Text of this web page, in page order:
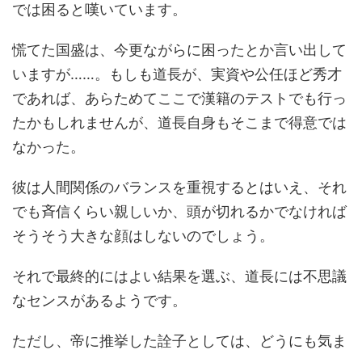
では困ると嘆いています。
慌てた国盛は、今更ながらに困ったとか言い出して
いますが……。もしも道長が、実資や公任ほど秀才
であれば、あらためてここで漢籍のテストでも行っ
たかもしれませんが、道長自身もそこまで得意では
なかった。
彼は人間関係のバランスを重視するとはいえ、それ
でも斉信くらい親しいか、頭が切れるかでなければ
そうそう大きな顔はしないのでしょう。
それで最終的にはよい結果を選ぶ、道長には不思議
なセンスがあるようです。
ただし、帝に推挙した詮子としては、どうにも気ま